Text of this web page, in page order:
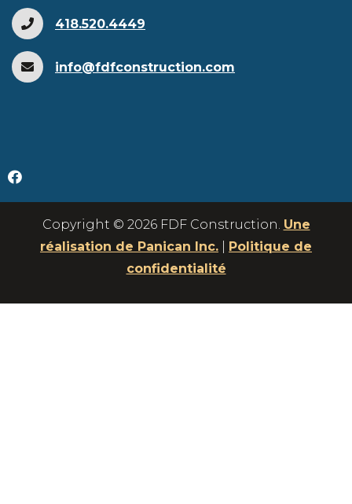
418.520.4449
info@fdfconstruction.com
Copyright © 2026 FDF Construction. Une
réalisation de Panican Inc.
Politique de
confidentialité